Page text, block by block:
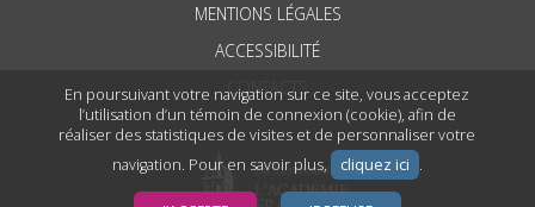
En poursuivant votre navigation sur ce site, vous acceptez
l’utilisation d’un témoin de connexion (cookie), afin de
réaliser des statistiques de visites et de personnaliser votre
navigation. Pour en savoir plus,
cliquez ici .
MENTIONS LÉGALES
ACCESSIBILITÉ
CONTACTS